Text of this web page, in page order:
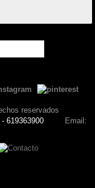
reservados
619363900
Email: